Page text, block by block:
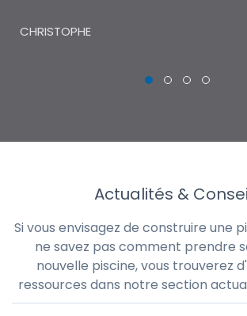
CHRISTOPHE
Actualités &
Si vous envisagez de construire une
ne savez pas comment prendre
nouvelle piscine, vous trouverez
ressources dans notre section